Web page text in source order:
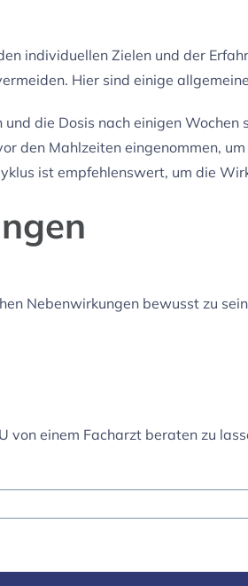
individuellen Zielen und der
Hier sind einige
die Dosis nach einigen Wochen
den Mahlzeiten eingenommen,
ist empfehlenswert, um die
Nebenwirkungen bewusst zu
von einem Facharzt beraten zu